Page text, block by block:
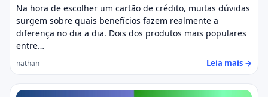
Na hora de escolher um cartão de crédito, muitas dúvidas
surgem sobre quais benefícios fazem realmente a
diferença no dia a dia. Dois dos produtos mais populares
entre…
nathan Leia mais →